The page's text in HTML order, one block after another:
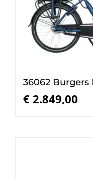
36062 Burgers
€ 2.849,00